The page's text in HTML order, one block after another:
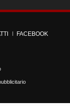
FACEBOOK